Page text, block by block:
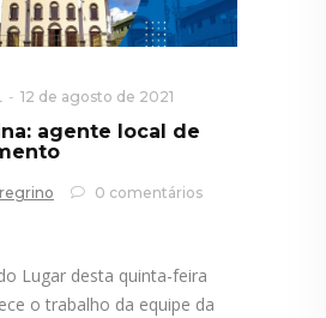
12 de agosto de 2021
agente local de
0 comentários
Lugar desta quinta-feira
o trabalho da equipe da